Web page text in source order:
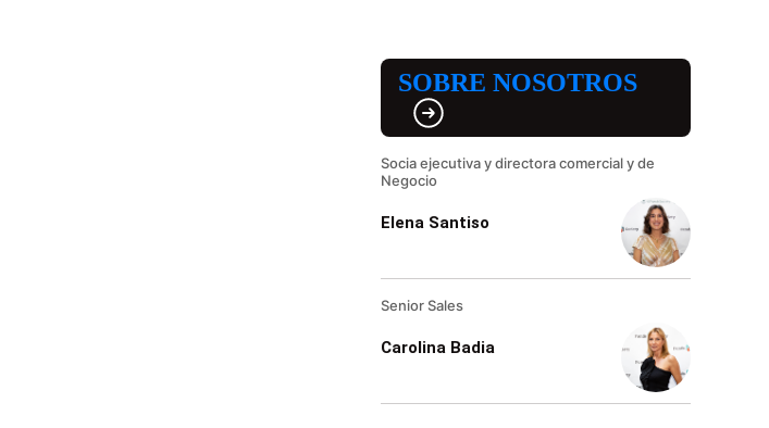
SOBRE NOSOTROS
Socia ejecutiva y directora comercial y de
Negocio
Elena Santiso
Senior Sales
Carolina Badia